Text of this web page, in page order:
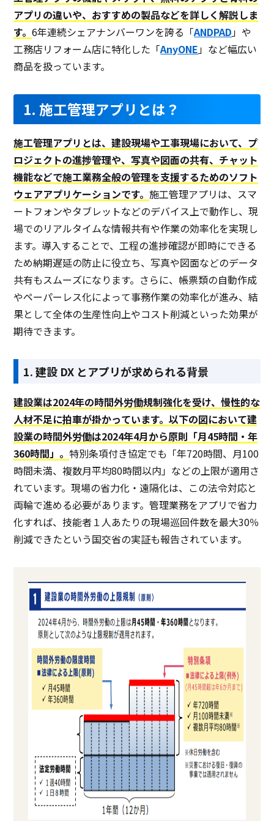
アプリの違いや、おすすめの製品などを詳しく解説しま
す。6年連続シェアナンバーワンを誇る「ANDPAD」や
工務店リフォーム店に特化した「AnyONE」など幅広い
商品を扱っています。
1. 施工管理アプリとは？
施工管理アプリとは、建設現場や工事現場において、プ
ロジェクトの進捗管理や、写真や図面の共有、チャット
機能などで施工業務全般の管理を支援するためのソフト
ウェアアプリケーションです。施工管理アプリは、スマ
ートフォンやタブレットなどのデバイス上で動作し、現
場でのリアルタイムな情報共有や作業の効率化を実現し
ます。導入することで、工程の進捗確認が即時にできる
ため納期遅延の防止に役立ち、写真や図面などのデータ
共有もスムーズになります。さらに、帳票類の自動作成
やペーパーレス化によって事務作業の効率化が進み、結
果として全体の生産性向上やコスト削減といった効果が
期待できます。
1. 建設 DX とアプリが求められる背景
建設業は2024年の時間外労働規制強化を受け、慢性的な
人材不足に拍車が掛かっています。以下の図において建
設業の時間外労働は2024年4月から原則「月45時間・年
360時間」。 特別条項付き協定でも「年720時間、月100
時間未満、複数月平均80時間以内」などの上限が適用さ
れています。現場の省力化・遠隔化は、この法令対応と
両輪で進める必要があります。管理業務をアプリで省力
化すれば、技能者１人あたりの現場巡回件数を最大30％
削減できたという国交省の実証も報告されています。